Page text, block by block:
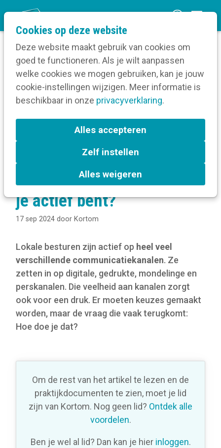
Cookies op deze website
Deze website maakt gebruik van cookies om
goed te functioneren. Als je wilt aanpassen
welke cookies we mogen gebruiken, kan je jouw
cookie-instellingen wijzigen. Meer informatie is
beschikbaar in onze privacyverklaring.
Alles accepteren
Zelf instellen
Alles weigeren
n
m
Home
Verruim je kennis
Digitale communicatie
Sociale media
Kanalen
Hoe kies je als lokaal
bestuur op welke kanalen
je actief bent?
17 sep 2024 door Kortom
Lokale besturen zijn actief op heel veel
verschillende communicatiekanalen. Ze
zetten in op digitale, gedrukte, mondelinge en
perskanalen. Die veelheid aan kanalen zorgt
ook voor een druk. Er moeten keuzes gemaakt
worden, maar de vraag die vaak terugkomt:
Hoe doe je dat?
Om de rest van het artikel te lezen en de
praktijkdocumenten te zien, moet je lid
zijn van Kortom. Nog geen lid? Ontdek alle
voordelen.
Ben je wel al lid? Dan kan je hier inloggen.